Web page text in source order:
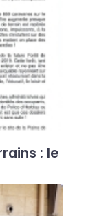
: le